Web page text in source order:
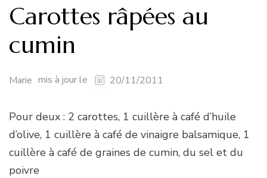
Carottes râpées au
cumin
Marie mis à jour le 20/11/2011
Pour deux : 2 carottes, 1 cuillère à café d’huile
d’olive, 1 cuillère à café de vinaigre balsamique, 1
cuillère à café de graines de cumin, du sel et du
poivre